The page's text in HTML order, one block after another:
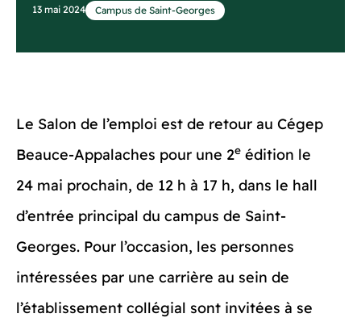
13 mai 2024 Campus de Saint-Georges
Le Salon de l’emploi est de retour au Cégep
Beauce-Appalaches pour une 2e édition le
24 mai prochain, de 12 h à 17 h, dans le hall
d’entrée principal du campus de Saint-
Georges. Pour l’occasion, les personnes
intéressées par une carrière au sein de
l’établissement collégial sont invitées à se